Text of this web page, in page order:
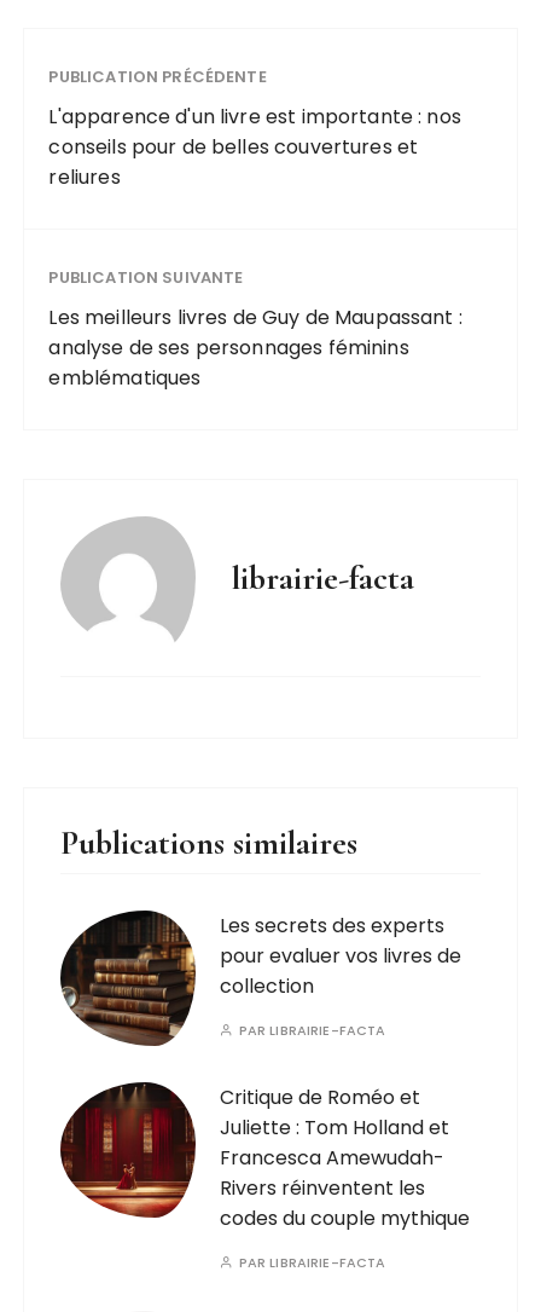
PUBLICATION PRÉCÉDENTE
L'apparence d'un livre est importante : nos
conseils pour de belles couvertures et
reliures
PUBLICATION SUIVANTE
Les meilleurs livres de Guy de Maupassant :
analyse de ses personnages féminins
emblématiques
librairie-facta
Publications similaires
Les secrets des experts
pour evaluer vos livres de
collection
PARLIBRAIRIE-FACTA
Critique de Roméo et
Juliette : Tom Holland et
Francesca Amewudah-
Rivers réinventent les
codes du couple mythique
PARLIBRAIRIE-FACTA